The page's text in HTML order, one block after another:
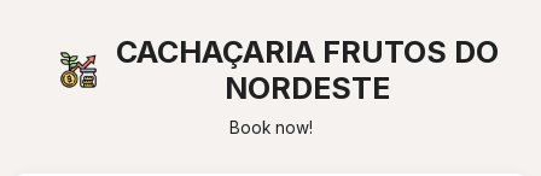
CACHAÇARIA FRUTOS DO
NORDESTE
Book now!